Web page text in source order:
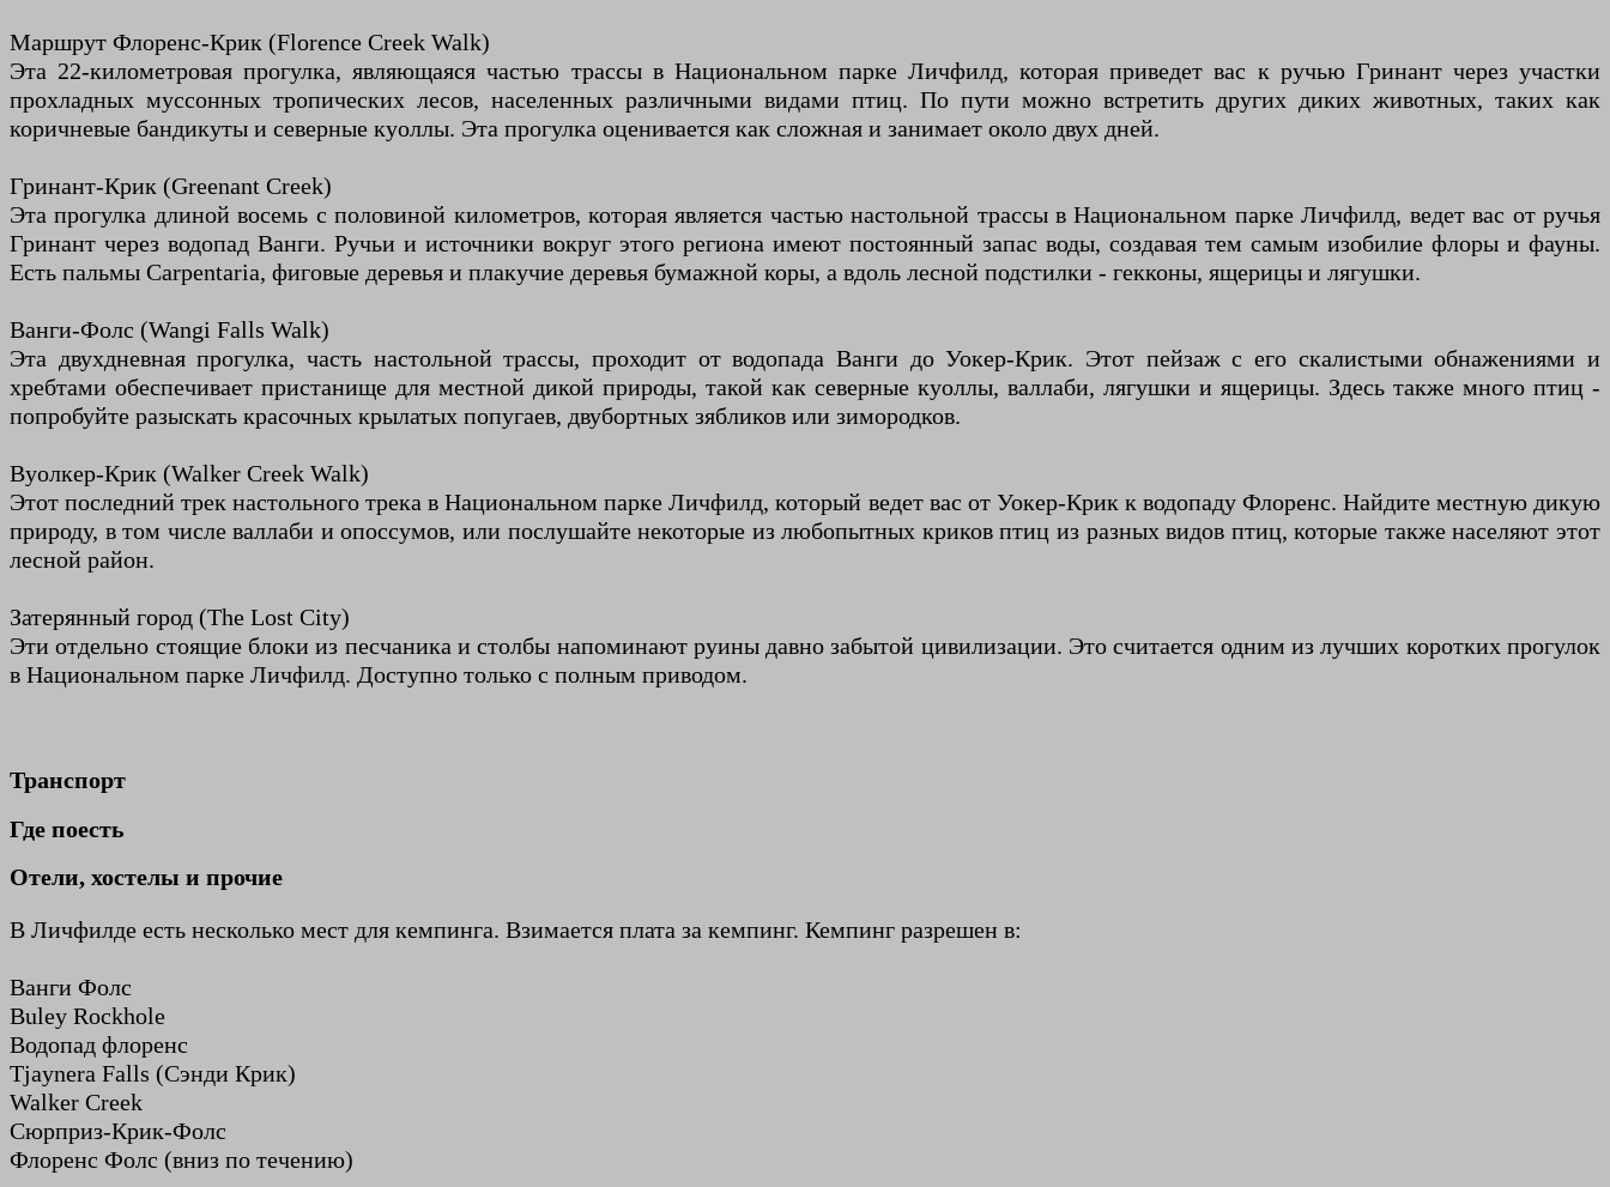
Маршрут Флоренс-Крик (Florence Creek Walk)
Эта 22-километровая прогулка, являющаяся частью трассы в Национальном парке Личфилд, которая приведет вас к ручью Гринант через участки
прохладных муссонных тропических лесов, населенных различными видами птиц. По пути можно встретить других диких животных, таких как
коричневые бандикуты и северные куоллы. Эта прогулка оценивается как сложная и занимает около двух дней.
Гринант-Крик (Greenant Creek)
Эта прогулка длиной восемь с половиной километров, которая является частью настольной трассы в Национальном парке Личфилд, ведет вас от ручья
Гринант через водопад Ванги. Ручьи и источники вокруг этого региона имеют постоянный запас воды, создавая тем самым изобилие флоры и фауны.
Есть пальмы Carpentaria, фиговые деревья и плакучие деревья бумажной коры, а вдоль лесной подстилки - гекконы, ящерицы и лягушки.
Ванги-Фолс (Wangi Falls Walk)
Эта двухдневная прогулка, часть настольной трассы, проходит от водопада Ванги до Уокер-Крик. Этот пейзаж с его скалистыми обнажениями и
хребтами обеспечивает пристанище для местной дикой природы, такой как северные куоллы, валлаби, лягушки и ящерицы. Здесь также много птиц -
попробуйте разыскать красочных крылатых попугаев, двубортных зябликов или зимородков.
Вуолкер-Крик (Walker Creek Walk)
Этот последний трек настольного трека в Национальном парке Личфилд, который ведет вас от Уокер-Крик к водопаду Флоренс. Найдите местную дикую
природу, в том числе валлаби и опоссумов, или послушайте некоторые из любопытных криков птиц из разных видов птиц, которые также населяют этот
лесной район.
Затерянный город (The Lost City)
Эти отдельно стоящие блоки из песчаника и столбы напоминают руины давно забытой цивилизации. Это считается одним из лучших коротких прогулок
в Национальном парке Личфилд. Доступно только с полным приводом.
Транспорт
Где поесть
Отели, хостелы и прочие
В Личфилде есть несколько мест для кемпинга. Взимается плата за кемпинг. Кемпинг разрешен в:
Ванги Фолс
Buley Rockhole
Водопад флоренс
Tjaynera Falls (Сэнди Крик)
Walker Creek
Сюрприз-Крик-Фолс
Флоренс Фолс (вниз по течению)